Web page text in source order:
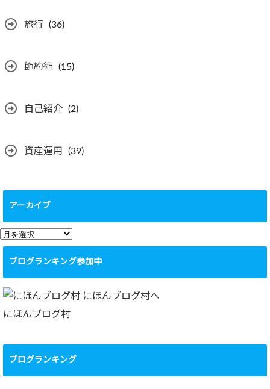
旅行 (36)
節約術 (15)
自己紹介 (2)
資産運用 (39)
アーカイブ
ア
ー
イ
ブ
ブログランキング参加中
にほんブログ村
ブログランキング